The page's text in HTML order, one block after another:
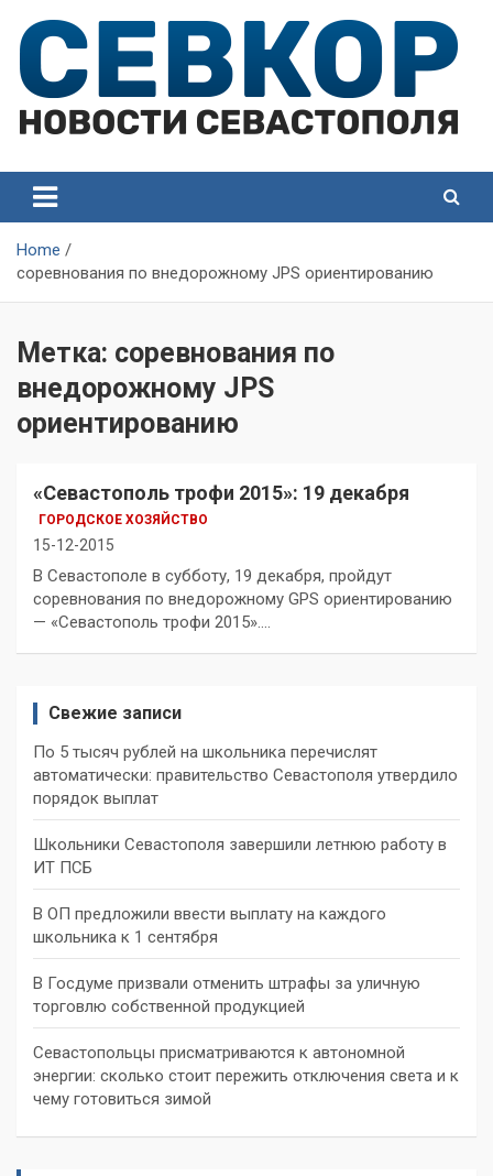
content
Севастополя
Севастополя
Home
соревнования по внедорожному JPS ориентированию
Метка: соревнования по
внедорожному JPS
ориентированию
«Севастополь трофи 2015»: 19 декабря
ГОРОДСКОЕ ХОЗЯЙСТВО
15-12-2015
В Севастополе в субботу, 19 декабря, пройдут
соревнования по внедорожному GPS ориентированию
— «Севастополь трофи 2015».…
Свежие записи
По 5 тысяч рублей на школьника перечислят
автоматически: правительство Севастополя утвердило
порядок выплат
Школьники Севастополя завершили летнюю работу в
ИТ ПСБ
В ОП предложили ввести выплату на каждого
школьника к 1 сентября
В Госдуме призвали отменить штрафы за уличную
торговлю собственной продукцией
Севастопольцы присматриваются к автономной
энергии: сколько стоит пережить отключения света и к
чему готовиться зимой